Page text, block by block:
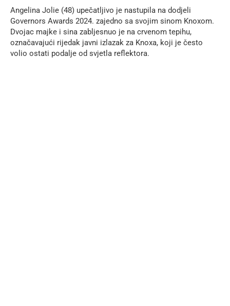
Angelina Jolie (48) upečatljivo je nastupila na dodjeli
Governors Awards 2024. zajedno sa svojim sinom Knoxom.
Dvojac majke i sina zabljesnuo je na crvenom tepihu,
označavajući rijedak javni izlazak za Knoxa, koji je često
volio ostati podalje od svjetla reflektora.